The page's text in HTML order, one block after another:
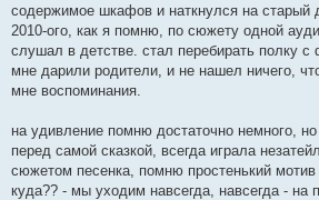
щ
е
и
е
содержимое шкафов и наткнулся на старый
2010-ого, как я помню, по сюжету одной
слушал в детстве. стал перебирать полку с
мне дарили родители, и не нашел ничего,
мне воспоминания.
на удивление помню достаточно немного,
перед самой сказкой, всегда играла
сюжетом песенка, помню простенький
куда?? - мы уходим навсегда, навсегда - на